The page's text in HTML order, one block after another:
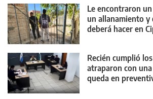
Le encontraron
un allanamiento
deberá hacer en
Recién cumplió
atraparon con
queda en